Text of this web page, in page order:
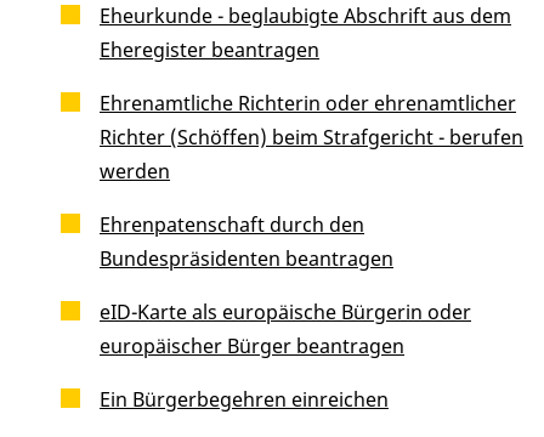
Eheurkunde - beglaubigte Abschrift aus dem
Eheregister beantragen
Ehrenamtliche Richterin oder ehrenamtlicher
Richter (Schöffen) beim Strafgericht - berufen
werden
Ehrenpatenschaft durch den
Bundespräsidenten beantragen
eID-Karte als europäische Bürgerin oder
europäischer Bürger beantragen
Ein Bürgerbegehren einreichen